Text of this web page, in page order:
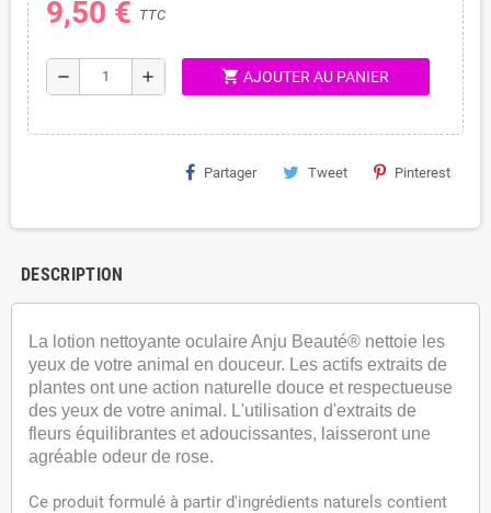
9,50 € TTC
remove add shopping_cart AJOUTER AU PANIER
Partager Tweet Pinterest
DESCRIPTION
La lotion nettoyante oculaire Anju Beauté® nettoie les
yeux de votre animal en douceur. Les actifs extraits de
plantes ont une action naturelle douce et respectueuse
des yeux de votre animal. L'utilisation d'extraits de
fleurs équilibrantes et adoucissantes, laisseront une
agréable odeur de rose.
Ce produit formulé à partir d'ingrédients naturels contient